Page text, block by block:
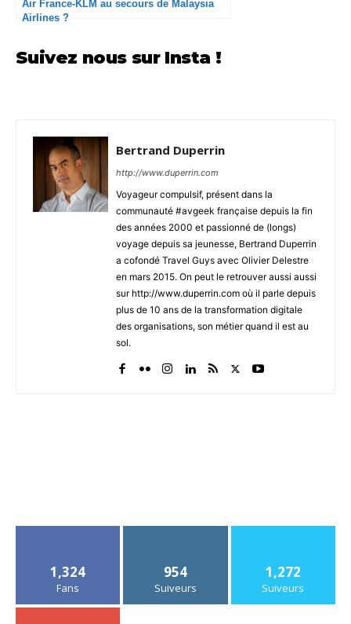
Air France-KLM au secours de Malaysia
Airlines ?
Suivez nous sur Insta !
Bertrand Duperrin
http://www.duperrin.com
Voyageur compulsif, présent dans la
communauté #avgeek française depuis la fin
des années 2000 et passionné de (longs)
voyage depuis sa jeunesse, Bertrand Duperrin
a cofondé Travel Guys avec Olivier Delestre
en mars 2015. On peut le retrouver aussi aussi
sur http://www.duperrin.com où il parle depuis
plus de 10 ans de la transformation digitale
des organisations, son métier quand il est au
sol.
1,324
Fans
954
Suiveurs
1,272
Suiveurs